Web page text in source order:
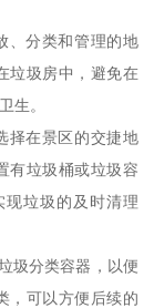
、分类和管理的地
垃圾房中，避免在
生。
择在景区的交捷地
有垃圾桶或垃圾容
垃圾的及时清理
圾分类容器，以便
，可以方便后续的